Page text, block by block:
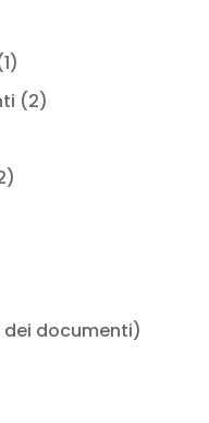
(2)
dei documenti)